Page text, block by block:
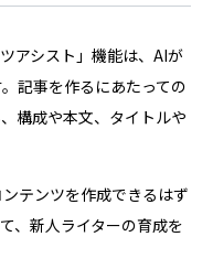
アシスト」機能は、AIが
記事を作るにあたっての
構成や本文、タイトルや
テンツを作成できるはず
、新人ライターの育成を